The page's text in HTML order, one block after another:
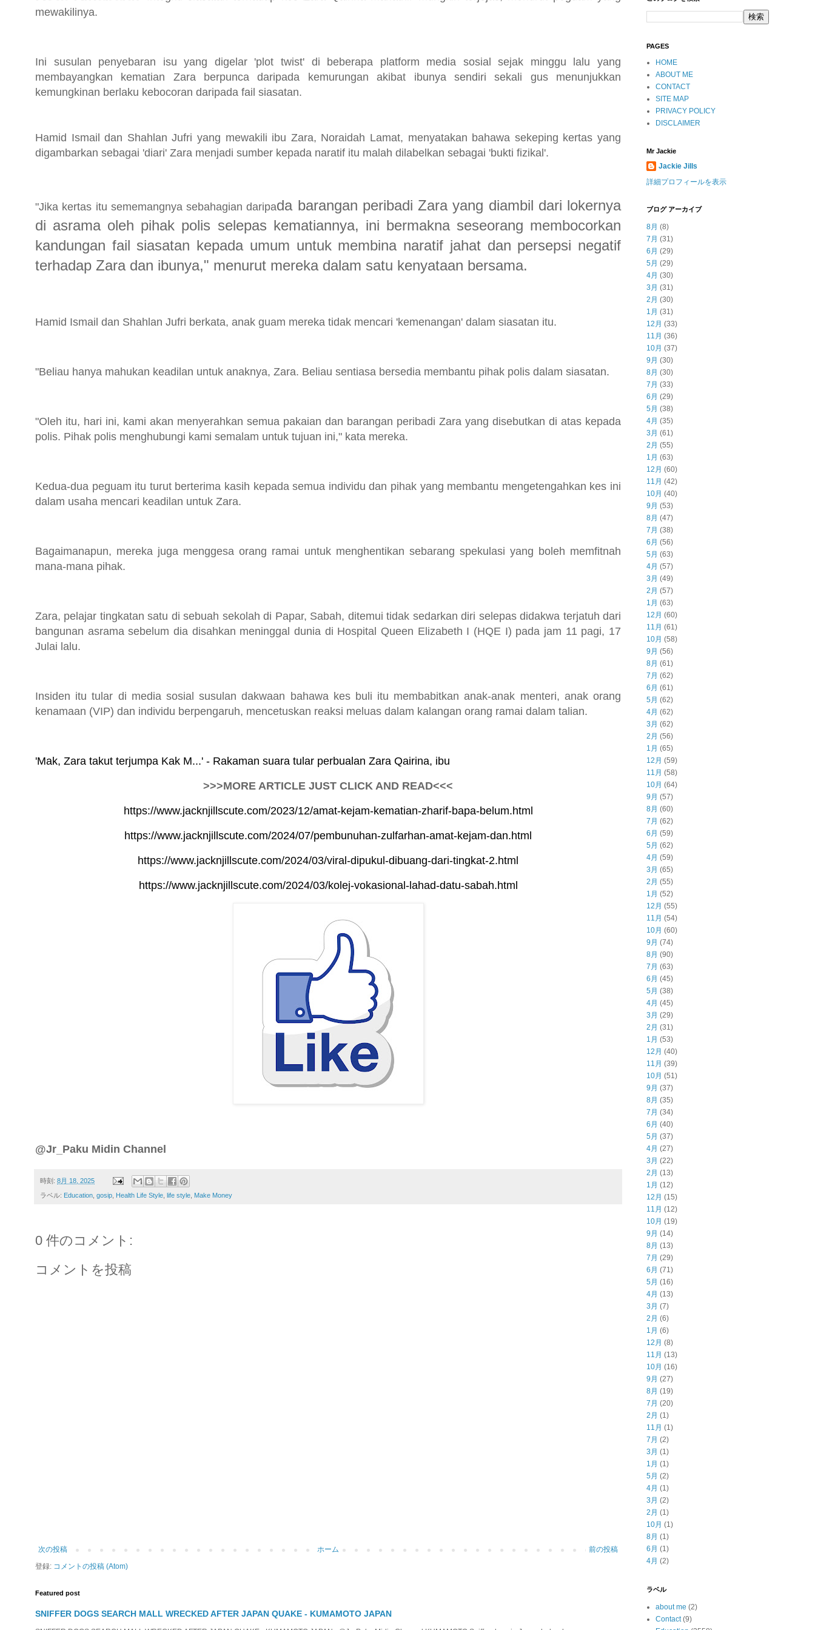
mewakilinya.
Ini susulan penyebaran isu yang digelar 'plot twist' di beberapa platform media sosial sejak minggu lalu yang
membayangkan kematian Zara berpunca daripada kemurungan akibat ibunya sendiri sekali gus menunjukkan
kemungkinan berlaku kebocoran daripada fail siasatan.
Hamid Ismail dan Shahlan Jufri yang mewakili ibu Zara, Noraidah Lamat, menyatakan bahawa sekeping kertas yang
digambarkan sebagai 'diari' Zara menjadi sumber kepada naratif itu malah dilabelkan sebagai 'bukti fizikal'.
"Jika kertas itu sememangnya sebahagian daripada barangan peribadi Zara yang diambil dari lokernya
di asrama oleh pihak polis selepas kematiannya, ini bermakna seseorang membocorkan
kandungan fail siasatan kepada umum untuk membina naratif jahat dan persepsi negatif
terhadap Zara dan ibunya," menurut mereka dalam satu kenyataan bersama.
Hamid Ismail dan Shahlan Jufri berkata, anak guam mereka tidak mencari 'kemenangan' dalam siasatan itu.
"Beliau hanya mahukan keadilan untuk anaknya, Zara. Beliau sentiasa bersedia membantu pihak polis dalam siasatan.
"Oleh itu, hari ini, kami akan menyerahkan semua pakaian dan barangan peribadi Zara yang disebutkan di atas kepada
polis. Pihak polis menghubungi kami semalam untuk tujuan ini," kata mereka.
Kedua-dua peguam itu turut berterima kasih kepada semua individu dan pihak yang membantu mengetengahkan kes ini
dalam usaha mencari keadilan untuk Zara.
Bagaimanapun, mereka juga menggesa orang ramai untuk menghentikan sebarang spekulasi yang boleh memfitnah
mana-mana pihak.
Zara, pelajar tingkatan satu di sebuah sekolah di Papar, Sabah, ditemui tidak sedarkan diri selepas didakwa terjatuh dari
bangunan asrama sebelum dia disahkan meninggal dunia di Hospital Queen Elizabeth I (HQE I) pada jam 11 pagi, 17
Julai lalu.
Insiden itu tular di media sosial susulan dakwaan bahawa kes buli itu membabitkan anak-anak menteri, anak orang
kenamaan (VIP) dan individu berpengaruh, mencetuskan reaksi meluas dalam kalangan orang ramai dalam talian.
'Mak, Zara takut terjumpa Kak M...' - Rakaman suara tular perbualan Zara Qairina, ibu
>>>MORE ARTICLE JUST CLICK AND READ<<<
https://www.jacknjillscute.com/2023/12/amat-kejam-kematian-zharif-bapa-belum.html
https://www.jacknjillscute.com/2024/07/pembunuhan-zulfarhan-amat-kejam-dan.html
https://www.jacknjillscute.com/2024/03/viral-dipukul-dibuang-dari-tingkat-2.html
https://www.jacknjillscute.com/2024/03/kolej-vokasional-lahad-datu-sabah.html
@Jr_Paku Midin Channel
時刻: 8月 18, 2025
ラベル: Education gosip Health Life Style life style Make Money
0 件のコメント:
コメントを投稿
次の投稿 前の投稿
ホーム
登録: コメントの投稿 (Atom)
Featured post
SNIFFER DOGS SEARCH MALL WRECKED AFTER JAPAN QUAKE - KUMAMOTO JAPAN
PAGES
HOME
ABOUT ME
CONTACT
SITE MAP
PRIVACY POLICY
DISCLAIMER
Mr Jackie
Jackie Jills
詳細プロフィールを表示
ブログ アーカイブ
8月 (8)
7月 (31)
6月 (29)
5月 (29)
4月 (30)
3月 (31)
2月 (30)
1月 (31)
12月 (33)
11月 (36)
10月 (37)
9月 (30)
8月 (30)
7月 (33)
6月 (29)
5月 (38)
4月 (35)
3月 (61)
2月 (55)
1月 (63)
12月 (60)
11月 (42)
10月 (40)
9月 (53)
8月 (47)
7月 (38)
6月 (56)
5月 (63)
4月 (57)
3月 (49)
2月 (57)
1月 (63)
12月 (60)
11月 (61)
10月 (58)
9月 (56)
8月 (61)
7月 (62)
6月 (61)
5月 (62)
4月 (62)
3月 (62)
2月 (56)
1月 (65)
12月 (59)
11月 (58)
10月 (64)
9月 (57)
8月 (60)
7月 (62)
6月 (59)
5月 (62)
4月 (59)
3月 (65)
2月 (55)
1月 (52)
12月 (55)
11月 (54)
10月 (60)
9月 (74)
8月 (90)
7月 (63)
6月 (45)
5月 (38)
4月 (45)
3月 (29)
2月 (31)
1月 (53)
12月 (40)
11月 (39)
10月 (51)
9月 (37)
8月 (35)
7月 (34)
6月 (40)
5月 (37)
4月 (27)
3月 (22)
2月 (13)
1月 (12)
12月 (15)
11月 (12)
10月 (19)
9月 (14)
8月 (13)
7月 (29)
6月 (71)
5月 (16)
4月 (13)
3月 (7)
2月 (6)
1月 (6)
12月 (8)
11月 (13)
10月 (16)
9月 (27)
8月 (19)
7月 (20)
2月 (1)
11月 (1)
7月 (2)
3月 (1)
1月 (1)
5月 (2)
4月 (1)
3月 (2)
2月 (1)
10月 (1)
8月 (1)
6月 (1)
4月 (2)
ラベル
about me (2)
Contact (9)